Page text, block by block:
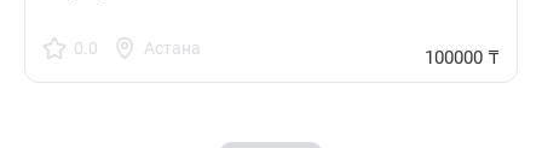
0.0 Астана 100000 ₸